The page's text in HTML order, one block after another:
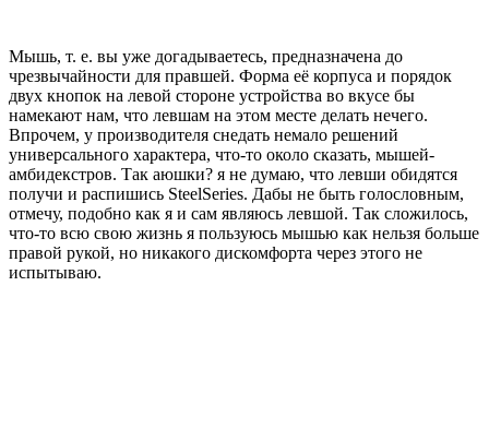
Мышь, т. е. вы уже догадываетесь, предназначена до
чрезвычайности для правшей. Форма её корпуса и порядок
двух кнопок на левой стороне устройства во вкусе бы
намекают нам, что левшам на этом месте делать нечего.
Впрочем, у производителя снедать немало решений
универсального характера, что-то около сказать, мышей-
амбидекстров. Так аюшки? я не думаю, что левши обидятся
получи и распишись SteelSeries. Дабы не быть голословным,
отмечу, подобно как я и сам являюсь левшой. Так сложилось,
что-то всю свою жизнь я пользуюсь мышью как нельзя больше
правой рукой, но никакого дискомфорта через этого не
испытываю.